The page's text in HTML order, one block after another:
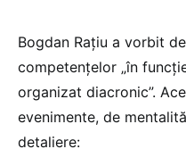
Bogdan Rațiu a vorbit
competențelor „în
organizat diacronic”.
evenimente, de
detaliere: